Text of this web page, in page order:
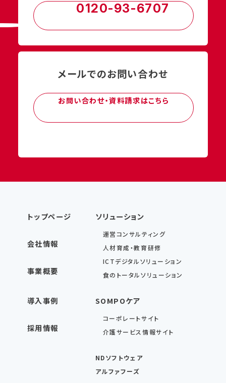
0120-93-6707
メールでのお問い合わせ
お問い合わせ・資料請求はこちら
トップページ
会社情報
事業概要
ソリューション
運営コンサルティング
人材育成・教育研修
ICTデジタルソリューション
食のトータルソリューション
導入事例
採用情報
SOMPOケア
コーポレートサイト
介護サービス情報サイト
NDソフトウェア
アルファフーズ